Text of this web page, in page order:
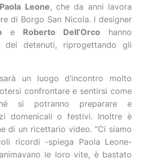
Paola Leone, che da anni lavora
di Borgo San Nicola. I designer
e Roberto Dell’Orco hanno
detenuti, riprogettando gli
un luogo d’incontro molto
confrontare e sentirsi come
si potranno preparare e
domenicali o festivi. Inoltre è
di un ricettario video. “Ci siamo
ricordi -spiega Paola Leone-
le loro vite, è bastato